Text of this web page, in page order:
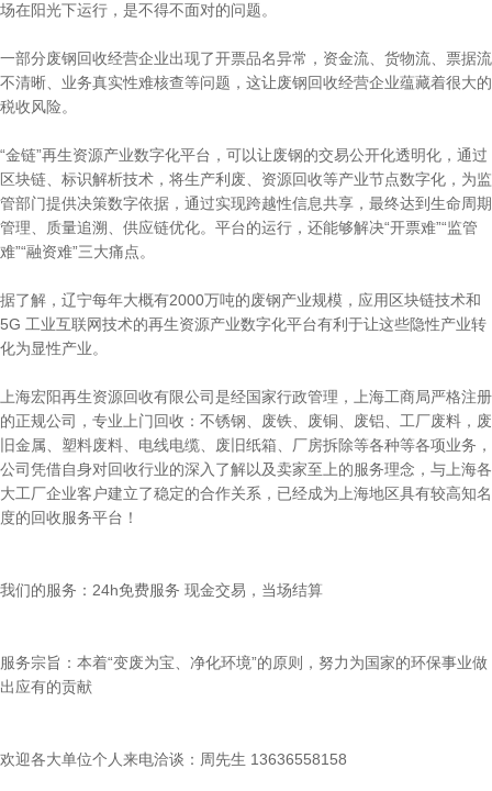
场在阳光下运行，是不得不面对的问题。
一部分废钢回收经营企业出现了开票品名异常，资金流、货物流、票据流
不清晰、业务真实性难核查等问题，这让废钢回收经营企业蕴藏着很大的
税收风险。
“金链”再生资源产业数字化平台，可以让废钢的交易公开化透明化，通过
区块链、标识解析技术，将生产利废、资源回收等产业节点数字化，为监
管部门提供决策数字依据，通过实现跨越性信息共享，最终达到生命周期
管理、质量追溯、供应链优化。平台的运行，还能够解决“开票难”“监管
难”“融资难”三大痛点。
据了解，辽宁每年大概有2000万吨的废钢产业规模，应用区块链技术和
5G 工业互联网技术的再生资源产业数字化平台有利于让这些隐性产业转
化为显性产业。
上海宏阳再生资源回收有限公司是经国家行政管理，上海工商局严格注册
的正规公司，专业上门回收：不锈钢、废铁、废铜、废铝、工厂废料，废
旧金属、塑料废料、电线电缆、废旧纸箱、厂房拆除等各种等各项业务，
公司凭借自身对回收行业的深入了解以及卖家至上的服务理念，与上海各
大工厂企业客户建立了稳定的合作关系，已经成为上海地区具有较高知名
度的回收服务平台！
我们的服务：24h免费服务 现金交易，当场结算
服务宗旨：本着“变废为宝、净化环境”的原则，努力为国家的环保事业做
出应有的贡献
欢迎各大单位个人来电洽谈：周先生 13636558158